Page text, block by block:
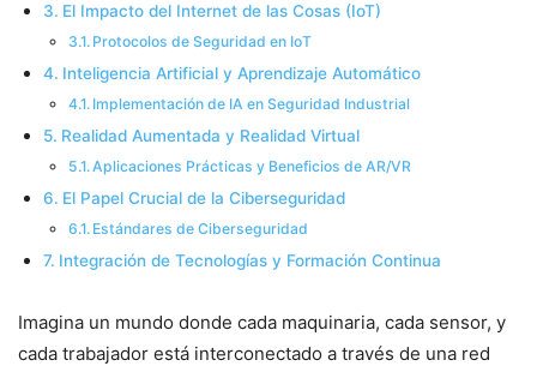
El Impacto del Internet de las Cosas (IoT)
Protocolos de Seguridad en IoT
Inteligencia Artificial y Aprendizaje Automático
Implementación de IA en Seguridad Industrial
Realidad Aumentada y Realidad Virtual
Aplicaciones Prácticas y Beneficios de AR/VR
El Papel Crucial de la Ciberseguridad
Estándares de Ciberseguridad
Integración de Tecnologías y Formación Continua
Imagina un mundo donde cada maquinaria, cada sensor, y
cada trabajador está interconectado a través de una red